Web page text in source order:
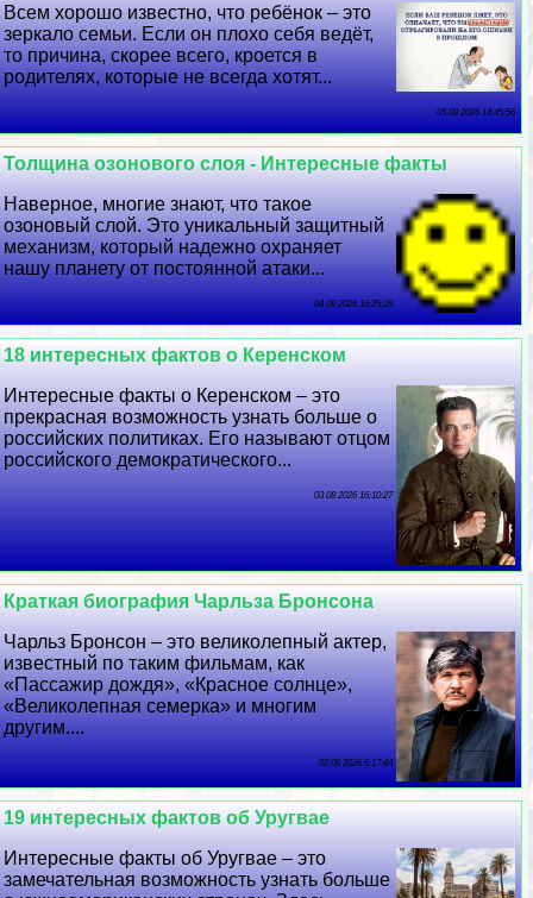
Всем хорошо известно, что ребёнок – это
зеркало семьи. Если он плохо себя ведёт,
то причина, скорее всего, кроется в
родителях, которые не всегда хотят...
05 08 2026 14:45:56
Толщина озонового слоя - Интересные факты
Наверное, многие знают, что такое
озоновый слой. Это уникальный защитный
механизм, который надежно охраняет
нашу планету от постоянной атаки...
04 08 2026 16:25:28
18 интересных фактов о Керенском
Интересные факты о Керенском – это
прекрасная возможность узнать больше о
российских политиках. Его называют отцом
российского демократического...
03 08 2026 16:10:27
Краткая биография Чарльза Бронсона
Чарльз Бронсон – это великолепный актер,
известный по таким фильмам, как
«Пассажир дождя», «Красное солнце»,
«Великолепная семерка» и многим
другим....
02 08 2026 6:17:44
19 интересных фактов об Уругвае
Интересные факты об Уругвае – это
замечательная возможность узнать больше